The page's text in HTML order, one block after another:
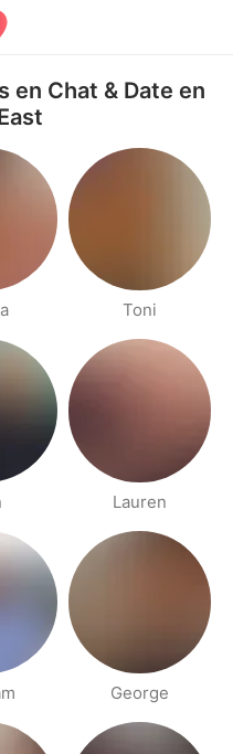
en Chat & Date en
Toni
Lauren
George